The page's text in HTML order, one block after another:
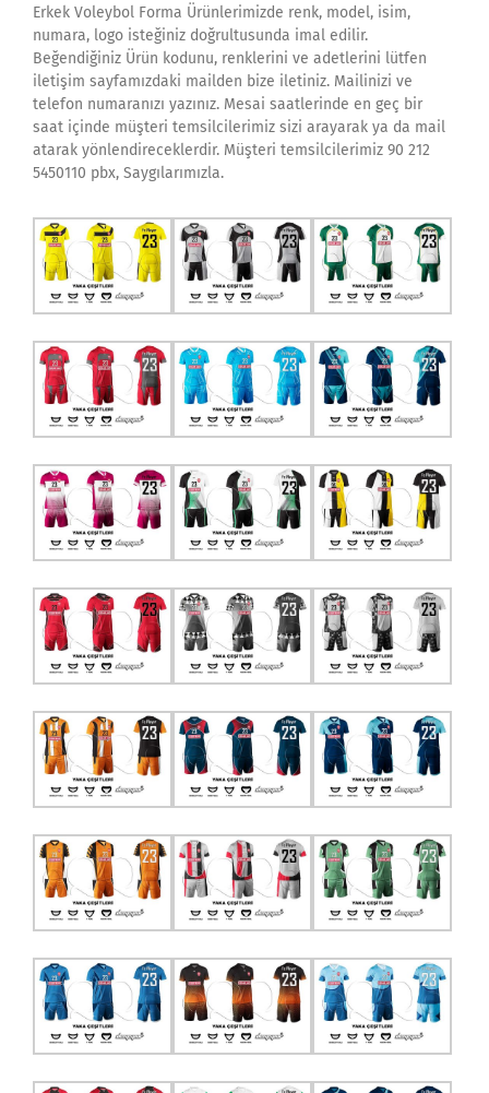
Erkek Voleybol Forma Ürünlerimizde renk, model, isim,
numara, logo isteğiniz doğrultusunda imal edilir.
Beğendiğiniz Ürün kodunu, renklerini ve adetlerini lütfen
iletişim sayfamızdaki mailden bize iletiniz. Mailinizi ve
telefon numaranızı yazınız. Mesai saatlerinde en geç bir
saat içinde müşteri temsilcilerimiz sizi arayarak ya da mail
atarak yönlendireceklerdir. Müşteri temsilcilerimiz 90 212
5450110 pbx, Saygılarımızla.